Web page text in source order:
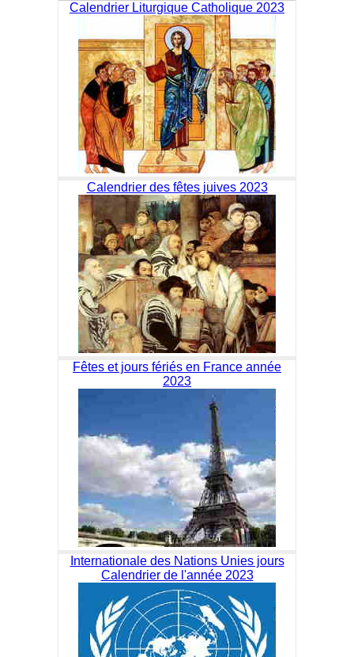
Calendrier Liturgique Catholique 2023
Calendrier des fêtes juives 2023
Fêtes et jours fériés en France année
2023
Internationale des Nations Unies jours
Calendrier de l'année 2023